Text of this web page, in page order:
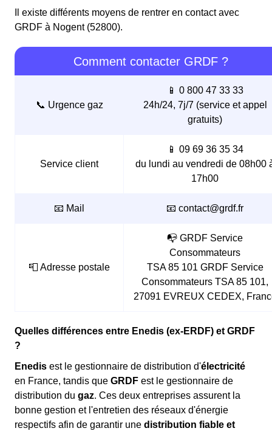
Il existe différents moyens de rentrer en contact avec
GRDF à Nogent (52800).
Comment contacter GRDF ?
📞 Urgence gaz
📱 0 800 47 33 33
24h/24, 7j/7 (service et appel
gratuits)
Service client
📱 09 69 36 35 34
du lundi au vendredi de 08h00
17h00
📧 Mail 📧 contact@grdf.fr
📮 Adresse postale
📭 GRDF Service
Consommateurs
TSA 85 101 GRDF Service
Consommateurs TSA 85 101,
27091 EVREUX CEDEX,
Quelles différences entre Enedis (ex-ERDF) et GRDF
?
Enedis est le gestionnaire de distribution d'électricité
en France, tandis que GRDF est le gestionnaire de
distribution du gaz. Ces deux entreprises assurent la
bonne gestion et l'entretien des réseaux d'énergie
respectifs afin de garantir une distribution fiable et